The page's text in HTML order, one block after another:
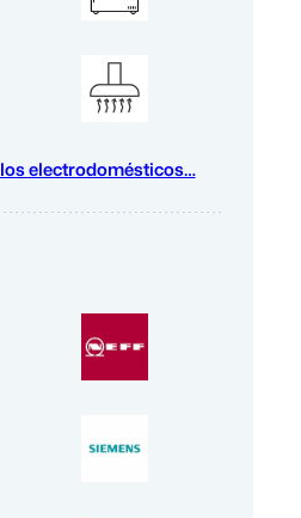
electrodomésticos…